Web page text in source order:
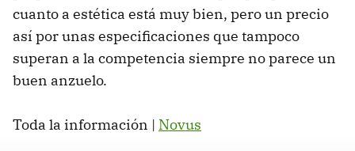
cuanto a estética está muy bien, pero un precio
así por unas especificaciones que tampoco
superan a la competencia siempre no parece un
buen anzuelo.
Toda la información | Novus